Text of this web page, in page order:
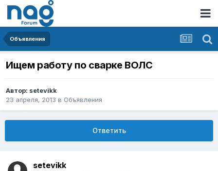
Объявления
Ищем работу по сварке ВОЛС
Автор: setevikk
23 апреля, 2013 в Объявления
Ответить
setevikk